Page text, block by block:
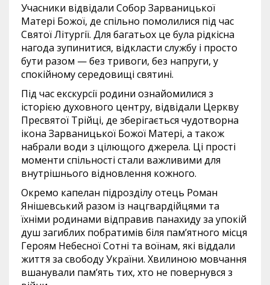
Учасники відвідали Собор Зарваницької
Матері Божої, де спільно помолилися під час
Святої Літургії. Для багатьох це була рідкісна
нагода зупинитися, відкласти службу і просто
бути разом — без тривоги, без напруги, у
спокійному середовищі святині.
Під час екскурсії родини ознайомилися з
історією духовного центру, відвідали Церкву
Пресвятої Трійці, де зберігається чудотворна
ікона Зарваницької Божої Матері, а також
набрали води з цілющого джерела. Ці прості
моменти спільності стали важливими для
внутрішнього відновлення кожного.
Окремо капелан підрозділу отець Роман
Янішевський разом із нацгвардійцями та
їхніми родинами відправив панахиду за упокій
душ загиблих побратимів біля пам’ятного місця
Героям Небесної Сотні та воїнам, які віддали
життя за свободу України. Хвилиною мовчання
вшанували пам’ять тих, хто не повернувся з